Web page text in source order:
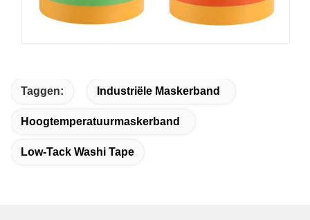
Taggen: Industriële Maskerband
Hoogtemperatuurmaskerband
Low-Tack Washi Tape